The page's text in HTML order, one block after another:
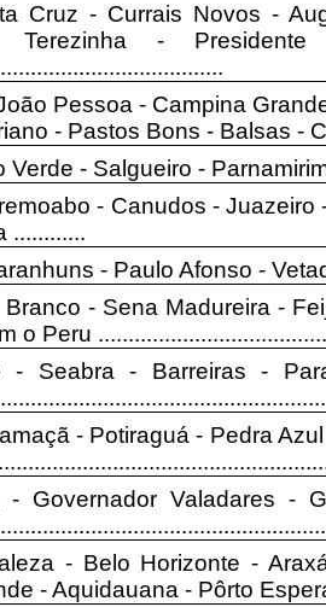
Cruz - Currais Novos -
Terezinha -
Pessoa - Campina
- Pastos Bons - Balsas -
Verde - Salgueiro -
- Canudos -
............
- Paulo Afonso -
- Sena Madureira -
o Peru
- Seabra - Barreiras -
- Potiraguá - Pedra
- Governador Valadares -
- Belo Horizonte -
- Aquidauana - Pôrto